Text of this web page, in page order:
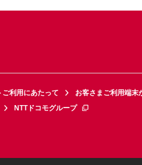
ご利用にあたって お客さまご利用端末
NTTドコモグループ